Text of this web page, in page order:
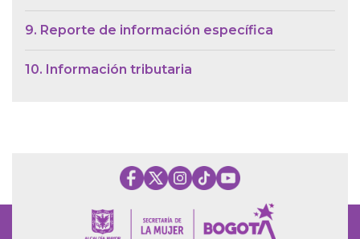
9. Reporte de información específica
10. Información tributaria